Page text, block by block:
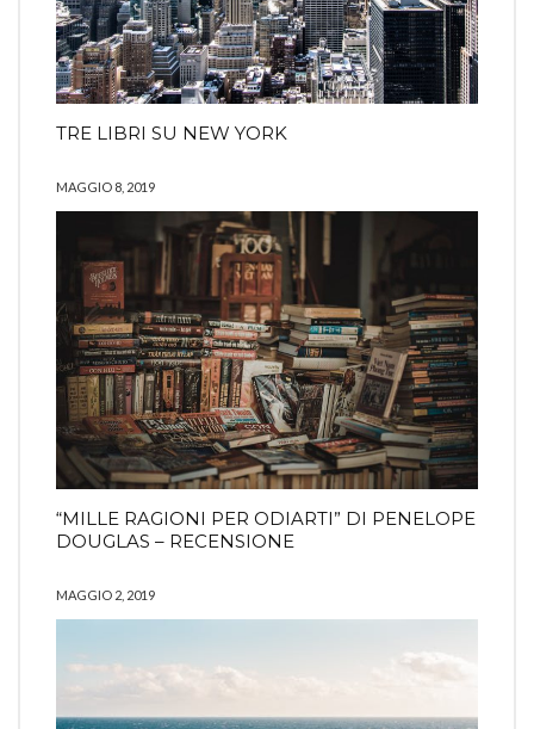
TRE LIBRI SU NEW YORK
MAGGIO 8, 2019
“MILLE RAGIONI PER ODIARTI” DI PENELOPE
DOUGLAS – RECENSIONE
MAGGIO 2, 2019